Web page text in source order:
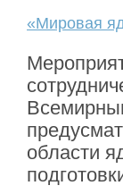
«Мировая
области